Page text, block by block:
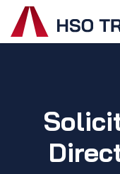
Ir al contenido